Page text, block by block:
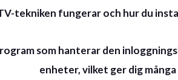
tekniken fungerar och hur du
som hanterar den
enheter, vilket ger dig